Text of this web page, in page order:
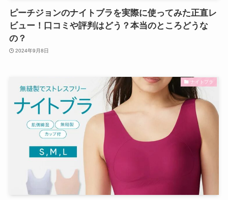
ピーチジョンのナイトブラを実際に使ってみた正直レ
ビュー！口コミや評判はどう？本当のところどうな
の？
2024年9月8日
ナイトブラ